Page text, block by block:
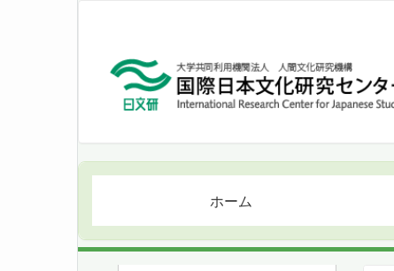
ホーム